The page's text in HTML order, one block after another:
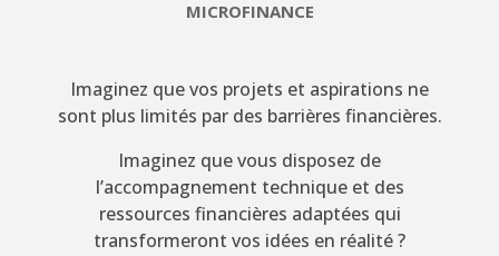
MICROFINANCE
Imaginez que vos projets et aspirations ne
sont plus limités par des barrières financières.
Imaginez que vous disposez de
l’accompagnement technique et des
ressources financières adaptées qui
transformeront vos idées en réalité ?